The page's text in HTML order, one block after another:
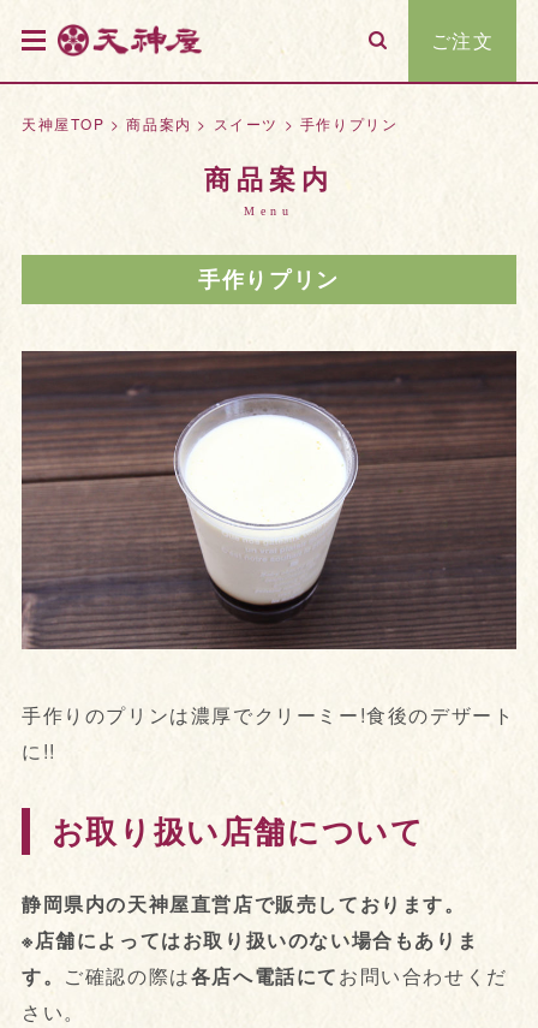
ご注文
天神屋TOP >商品案内 > スイーツ > 手作りプリン
商品案内
Menu
手作りプリン
手作りのプリンは濃厚でクリーミー!食後のデザート
に!!
お取り扱い店舗について
静岡県内の天神屋直営店で販売しております。
※店舗によってはお取り扱いのない場合もありま
す。 ご確認の際は各店へ電話にてお問い合わせくだ
さい。